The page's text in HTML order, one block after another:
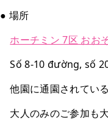
● 場所
ホーチミン 7区 おお
Số 8-10 đường, số
他園に通園されてい
大人のみのご参加も大